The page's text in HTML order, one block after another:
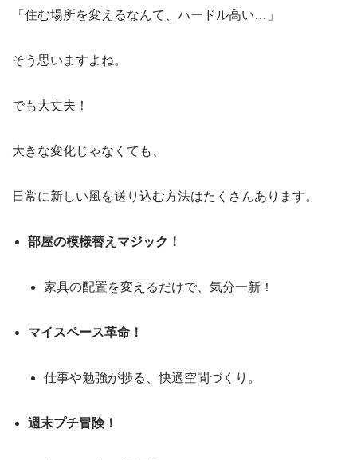
「住む場所を変えるなんて、ハードル高い…」
そう思いますよね。
でも大丈夫！
大きな変化じゃなくても、
日常に新しい風を送り込む方法はたくさんあります。
部屋の模様替えマジック！
家具の配置を変えるだけで、気分一新！
マイスペース革命！
仕事や勉強が捗る、快適空間づくり。
週末プチ冒険！